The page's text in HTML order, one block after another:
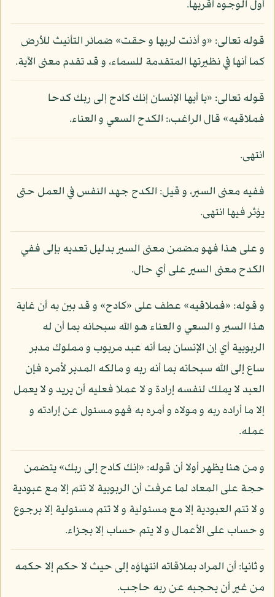
أول الوجوه أقربها.
قوله تعالى: «و أذنت لربها و حقت» ضمائر التأنيث للأرض
كما أنها في نظيرتها المتقدمة للسماء، و قد تقدم معنى الآية.
قوله تعالى: «يا أيها الإنسان إنك كادح إلى ربك كدحا
فملاقيه» قال الراغب،: الكدح السعي و العناء.
انتهى.
ففيه معنى السير، و قيل: الكدح جهد النفس في العمل حتى
يؤثر فيها انتهى.
و على هذا فهو مضمن معنى السير بدليل تعديه بإلى ففي
الكدح معنى السير على أي حال.
و قوله: «فملاقيه» عطف على «كادح» و قد بين به أن غاية
هذا السير و السعي و العناء هو الله سبحانه بما أن له
الربوبية أي إن الإنسان بما أنه عبد مربوب و مملوك مدبر
ساع إلى الله سبحانه بما أنه ربه و مالكه المدبر لأمره فإن
العبد لا يملك لنفسه إرادة و لا عملا فعليه أن يريد و لا يعمل
إلا ما أراده ربه و مولاه و أمره به فهو مسئول عن إرادته و
عمله.
و من هنا يظهر أولا أن قوله: «إنك كادح إلى ربك» يتضمن
حجة على المعاد لما عرفت أن الربوبية لا تتم إلا مع عبودية
و لا تتم العبودية إلا مع مسئولية و لا تتم مسئولية إلا برجوع
و حساب على الأعمال و لا يتم حساب إلا بجزاء.
و ثانيا: أن المراد بملاقاته انتهاؤه إلى حيث لا حكم إلا حكمه
من غير أن يحجبه عن ربه حاجب.